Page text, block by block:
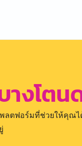
างโตน
ลตฟอร์มที่ช่วยให้คุณไ